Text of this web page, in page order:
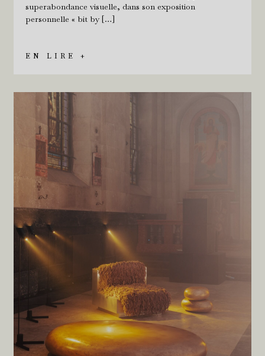
superabondance visuelle, dans son exposition
personnelle « bit by […]
EN LIRE +